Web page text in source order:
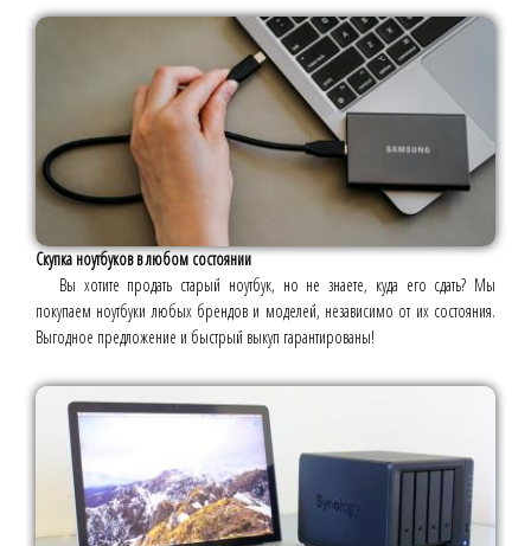
Скупка ноутбуков в любом состоянии
Вы хотите продать старый ноутбук, но не знаете, куда его сдать? Мы
покупаем ноутбуки любых брендов и моделей, независимо от их состояния.
Выгодное предложение и быстрый выкуп гарантированы!